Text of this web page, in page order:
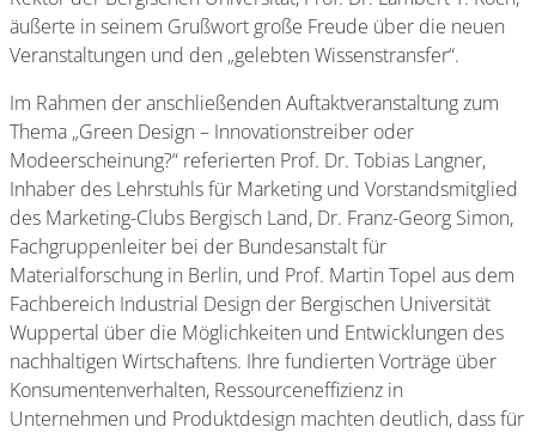
äußerte in seinem Grußwort große Freude über die neuen
Veranstaltungen und den „gelebten Wissenstransfer“.
Im Rahmen der anschließenden Auftaktveranstaltung zum
Thema „Green Design – Innovationstreiber oder
Modeerscheinung?“ referierten Prof. Dr. Tobias Langner,
Inhaber des Lehrstuhls für Marketing und Vorstandsmitglied
des Marketing-Clubs Bergisch Land, Dr. Franz-Georg Simon,
Fachgruppenleiter bei der Bundesanstalt für
Materialforschung in Berlin, und Prof. Martin Topel aus dem
Fachbereich Industrial Design der Bergischen Universität
Wuppertal über die Möglichkeiten und Entwicklungen des
nachhaltigen Wirtschaftens. Ihre fundierten Vorträge über
Konsumentenverhalten, Ressourceneffizienz in
Unternehmen und Produktdesign machten deutlich, dass für